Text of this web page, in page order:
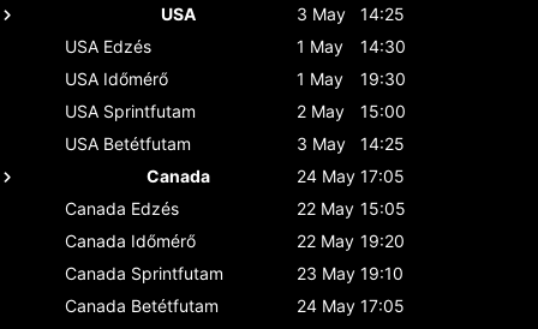
USA
3 May
14:25
USA Edzés 1 May
14:30
USA Időmérő 1 May
19:30
USA Sprintfutam 2 May
15:00
USA Betétfutam 3 May
14:25
Canada
24 May 17:05
Canada Edzés 22 May 15:05
Canada Időmérő 22 May 19:20
Canada Sprintfutam 23 May 19:10
Canada Betétfutam 24 May 17:05